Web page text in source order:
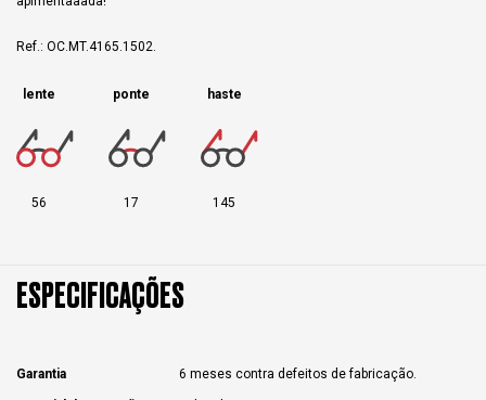
Ref.: OC.MT.4165.1502.
lente
56
ponte
17
haste
145
ESPECIFICAÇÕES
Garantia 6 meses contra defeitos de fabricação.